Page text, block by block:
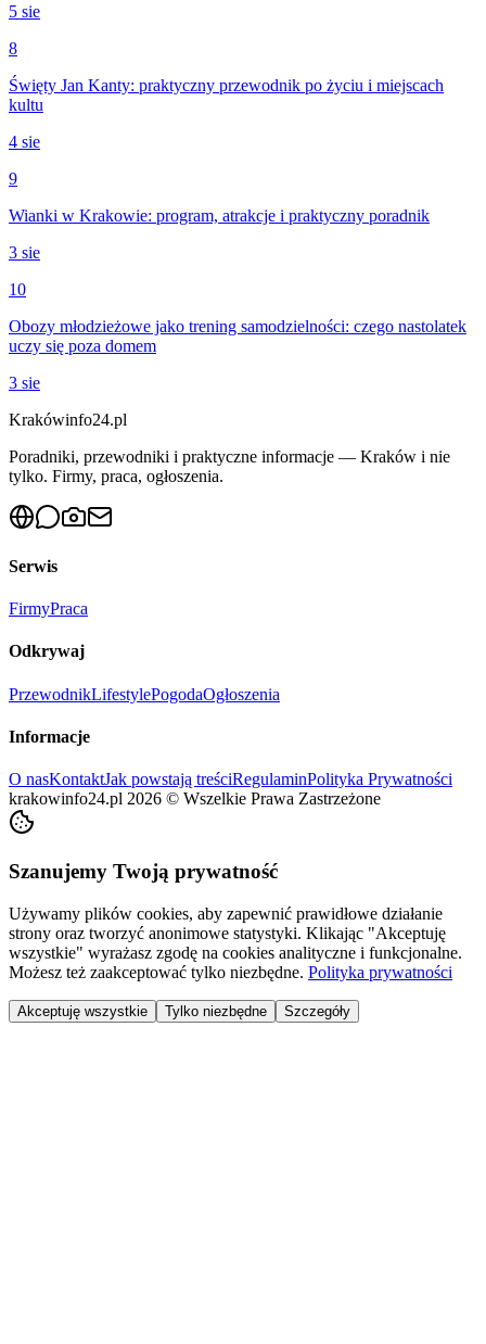
5 sie
8
Święty Jan Kanty: praktyczny przewodnik po życiu i miejscach
kultu
4 sie
9
Wianki w Krakowie: program, atrakcje i praktyczny poradnik
3 sie
10
Obozy młodzieżowe jako trening samodzielności: czego nastolatek
uczy się poza domem
3 sie
Krakówinfo24.pl
Poradniki, przewodniki i praktyczne informacje — Kraków i nie
tylko. Firmy, praca, ogłoszenia.
Serwis
FirmyPraca
Odkrywaj
PrzewodnikLifestylePogodaOgłoszenia
Informacje
O nasKontaktJak powstają treściRegulaminPolityka Prywatności
krakowinfo24.pl 2026 © Wszelkie Prawa Zastrzeżone
Szanujemy Twoją prywatność
Używamy plików cookies, aby zapewnić prawidłowe działanie
strony oraz tworzyć anonimowe statystyki. Klikając "Akceptuję
wszystkie" wyrażasz zgodę na cookies analityczne i funkcjonalne.
Możesz też zaakceptować tylko niezbędne. Polityka prywatności
Akceptuję wszystkie Tylko niezbędne Szczegóły